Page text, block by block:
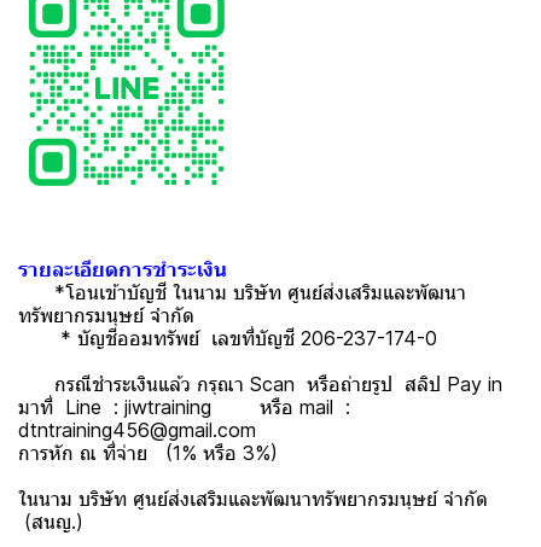
รายละเอียดการชำระเงิน
*โอนเข้าบัญชี ในนาม บริษัท ศูนย์ส่งเสริมและพัฒนา
ทรัพยากรมนุษย์ จำกัด
* บัญชีออมทรัพย์ เลขที่บัญชี 206-237-174-0
กรณีชำระเงินแล้ว กรุณา Scan หรือถ่ายรูป สลิป Pay in
มาที่ Line : jiwtraining หรือ mail :
dtntraining456@gmail.com
การหัก ณ ที่จ่าย (1% หรือ 3%)
ในนาม บริษัท ศูนย์ส่งเสริมและพัฒนาทรัพยากรมนุษย์ จำกัด
(สนญ.)